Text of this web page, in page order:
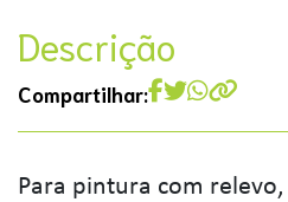
Descrição
Compartilhar:
Para pintura com